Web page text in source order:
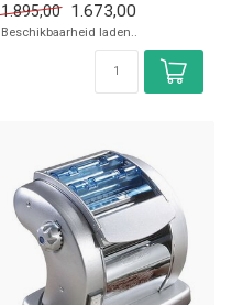
✓ 230 Volt, 190 Watt
1.895,00 1.673,00
Beschikbaarheid laden..